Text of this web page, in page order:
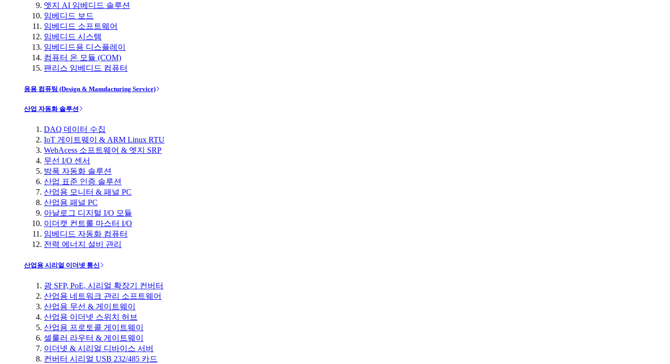
엣지 AI 임베디드 솔루션
임베디드 보드
임베디드 소프트웨어
임베디드 시스템
임베디드용 디스플레이
컴퓨터 온 모듈 (COM)
팬리스 임베디드 컴퓨터
응용 컴퓨팅 (Design & Manufacturing Service)
산업 자동화 솔루션
DAQ 데이터 수집
IoT 게이트웨이 & ARM Linux RTU
WebAcess 소프트웨어 & 엣지 SRP
무선 I/O 센서
방폭 자동화 솔루션
산업 표준 인증 솔루션
산업용 모니터 & 패널 PC
산업용 패널 PC
아날로그 디지털 I/O 모듈
이더캣 컨트롤 마스터 I/O
임베디드 자동화 컴퓨터
전력 에너지 설비 관리
산업용 시리얼 이더넷 통신
광 SFP, PoE, 시리얼 확장기 컨버터
산업용 네트워크 관리 소프트웨어
산업용 무선 & 게이트웨이
산업용 이더넷 스위치 허브
산업용 프로토콜 게이트웨이
셀룰러 라우터 & 게이트웨이
이더넷 & 시리얼 디바이스 서버
컨버터 시리얼 USB 232/485 카드